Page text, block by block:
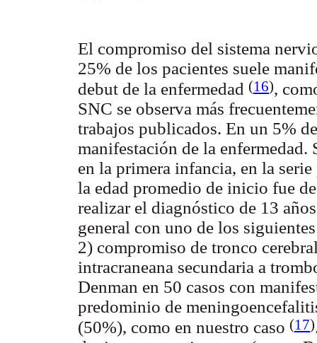
El compromiso del sistema
25% de los pacientes suele
debut de la enfermedad (16),
SNC se observa más
trabajos publicados. En un 5%
manifestación de la
en la primera infancia, en la
la edad promedio de inicio fue
realizar el diagnóstico de 13
general con uno de los
2) compromiso de tronco
intracraneana secundaria a
Denman en 50 casos con
predominio de
(50%), como en nuestro caso (17)